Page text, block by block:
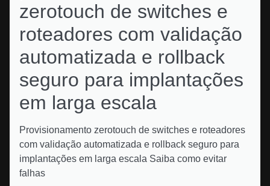
zerotouch de switches e
roteadores com validação
automatizada e rollback
seguro para implantações
em larga escala
Provisionamento zerotouch de switches e roteadores
com validação automatizada e rollback seguro para
implantações em larga escala Saiba como evitar
falhas